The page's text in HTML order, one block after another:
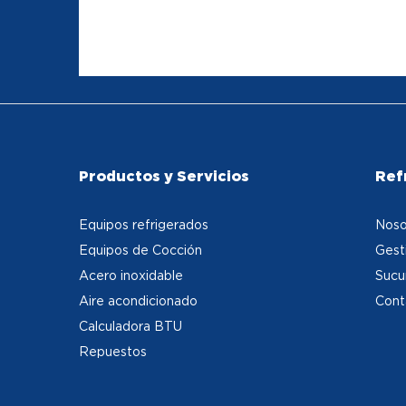
Productos y Servicios
Equipos refrigerados
Equipos de Cocción
Acero inoxidable
Aire acondicionado
Calculadora BTU
Repuestos